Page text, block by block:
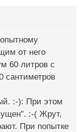
от него
60 литров с
сантиметров
:-): При этом
:-( Жрут,
При попытке